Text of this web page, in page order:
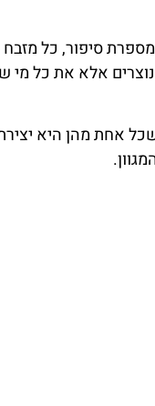
מספרת סיפור, כל
אלא את כל
אחת מהן היא